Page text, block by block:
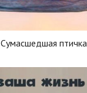
Сумасшедшая птичка